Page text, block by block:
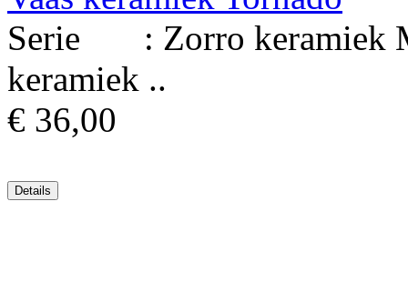
Serie : Zorro keramiek
keramiek ..
€ 36,00